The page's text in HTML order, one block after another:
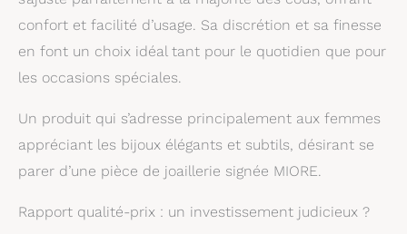
prix abordable. Un
le bijou est bien
DURABLES : Notre
pour femmes est fait
de matériaux de haute
peau et
confort et facilité d’usage. Sa discrétion et sa finesse
en font un choix idéal tant pour le quotidien que pour
les occasions spéciales.
Un produit qui s’adresse principalement aux femmes
appréciant les bijoux élégants et subtils, désirant se
parer d’une pièce de joaillerie signée MIORE.
Rapport qualité-prix : un investissement judicieux ?